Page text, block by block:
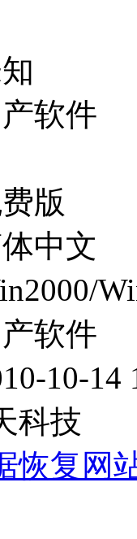
软件
版
中文
软件
10-14
科技
恢复网